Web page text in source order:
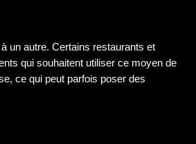
un autre. Certains restaurants et
qui souhaitent utiliser ce moyen de
ce qui peut parfois poser des